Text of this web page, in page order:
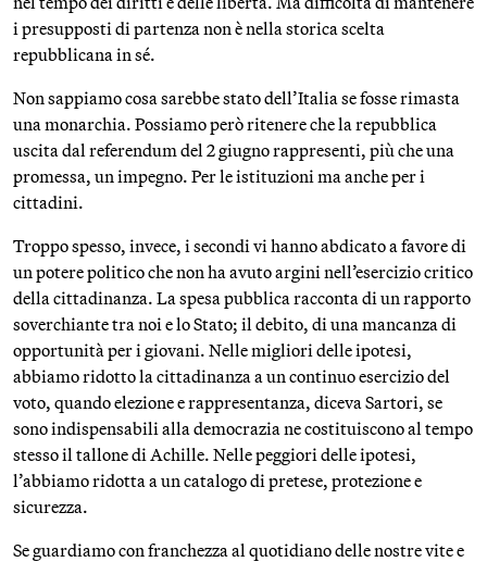
i presupposti di partenza non è nella storica scelta
repubblicana in sé.
Non sappiamo cosa sarebbe stato dell’Italia se fosse rimasta
una monarchia. Possiamo però ritenere che la repubblica
uscita dal referendum del 2 giugno rappresenti, più che una
promessa, un impegno. Per le istituzioni ma anche per i
cittadini.
Troppo spesso, invece, i secondi vi hanno abdicato a favore di
un potere politico che non ha avuto argini nell’esercizio critico
della cittadinanza. La spesa pubblica racconta di un rapporto
soverchiante tra noi e lo Stato; il debito, di una mancanza di
opportunità per i giovani. Nelle migliori delle ipotesi,
abbiamo ridotto la cittadinanza a un continuo esercizio del
voto, quando elezione e rappresentanza, diceva Sartori, se
sono indispensabili alla democrazia ne costituiscono al tempo
stesso il tallone di Achille. Nelle peggiori delle ipotesi,
l’abbiamo ridotta a un catalogo di pretese, protezione e
sicurezza.
Se guardiamo con franchezza al quotidiano delle nostre vite e